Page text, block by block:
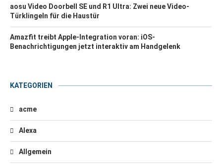
aosu Video Doorbell SE und R1 Ultra: Zwei neue Video-
Türklingeln für die Haustür
Amazfit treibt Apple-Integration voran: iOS-
Benachrichtigungen jetzt interaktiv am Handgelenk
KATEGORIEN
acme
Alexa
Allgemein